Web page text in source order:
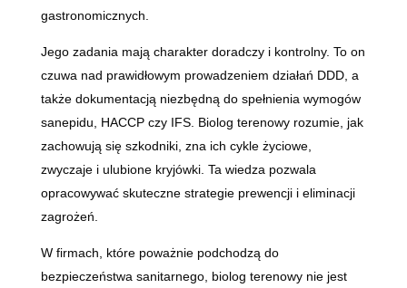
gastronomicznych.
Jego zadania mają charakter doradczy i kontrolny. To on
czuwa nad prawidłowym prowadzeniem działań DDD, a
także dokumentacją niezbędną do spełnienia wymogów
sanepidu, HACCP czy IFS. Biolog terenowy rozumie, jak
zachowują się szkodniki, zna ich cykle życiowe,
zwyczaje i ulubione kryjówki. Ta wiedza pozwala
opracowywać skuteczne strategie prewencji i eliminacji
zagrożeń.
W firmach, które poważnie podchodzą do
bezpieczeństwa sanitarnego, biolog terenowy nie jest